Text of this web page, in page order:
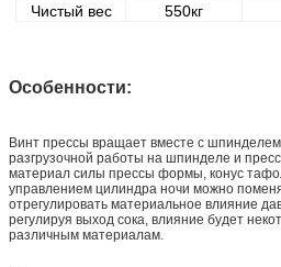
Чистый вес
550кг
Особенности:
Винт прессы вращает вместе с
разгрузочной работы на шпинделе и
материал силы прессы формы, конус
управлением цилиндра ночи можно
отрегулировать материальное влияние
регулируя выход сока, влияние будет
различным материалам.